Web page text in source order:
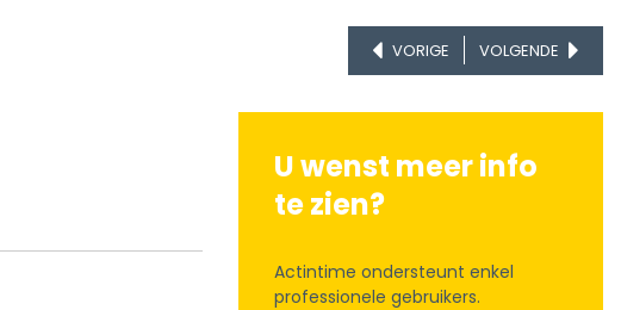
VORIGE VOLGENDE
U wenst meer info
te zien?
Actintime ondersteunt enkel
professionele gebruikers.